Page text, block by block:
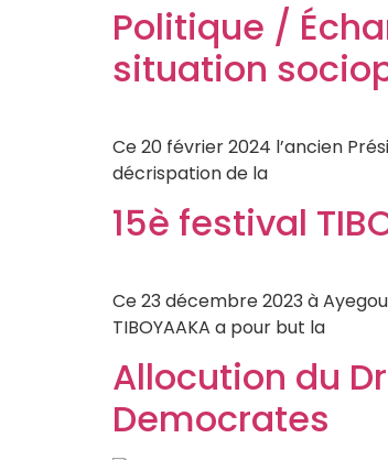
Politique /
situation
Ce 20 février 2024 l’ancien
décrispation de la
15è festival
Ce 23 décembre 2023 à
TIBOYAAKA a pour but la
Allocution du
Democrates